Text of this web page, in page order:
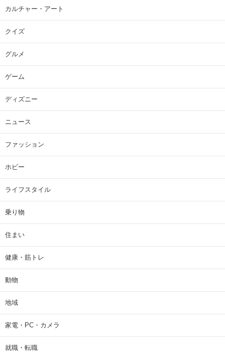
カルチャー・アート
クイズ
グルメ
ゲーム
ディズニー
ニュース
ファッション
ホビー
ライフスタイル
乗り物
住まい
健康・筋トレ
動物
地域
家電・PC・カメラ
就職・転職